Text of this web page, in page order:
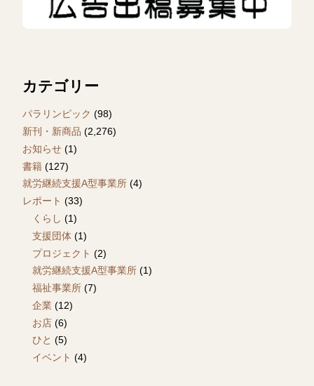
カテゴリー
パラリンピック (98)
新刊・新商品 (2,276)
お知らせ (1)
書籍 (127)
就労継続支援A型事業所 (4)
レポート (33)
くらし (1)
支援団体 (1)
プロジェクト (2)
就労継続支援A型事業所 (1)
福祉事業所 (7)
企業 (12)
お店 (6)
ひと (5)
イベント (4)